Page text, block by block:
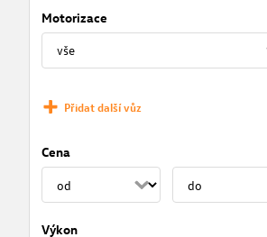
Motorizace
Přidat další vůz
Cena
Výkon